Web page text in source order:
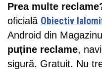
Prea multe
oficială Obiectiv
Android din
puține reclame,
sigură. Gratuit. Nu